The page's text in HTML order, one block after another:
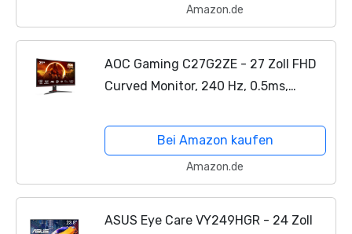
Amazon.de
AOC Gaming C27G2ZE - 27 Zoll FHD
Curved Monitor, 240 Hz, 0.5ms,
DisplayPort) schwarz/rot
Bei Amazon kaufen
Amazon.de
ASUS Eye Care VY249HGR - 24 Zoll